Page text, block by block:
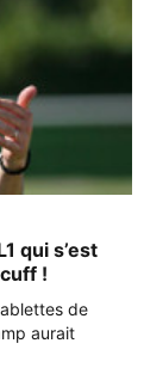
qui s’est
!
de
aurait